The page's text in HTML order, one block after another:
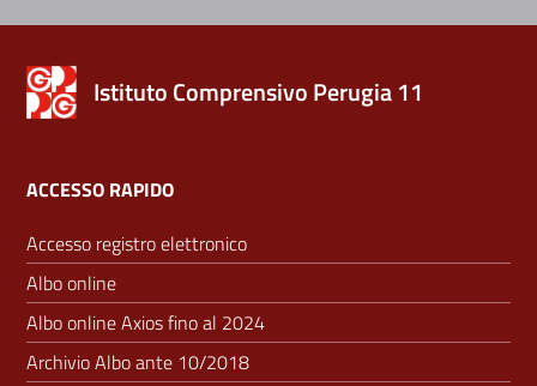
Istituto Comprensivo Perugia 11
ACCESSO RAPIDO
Accesso registro elettronico
Albo online
Albo online Axios fino al 2024
Archivio Albo ante 10/2018